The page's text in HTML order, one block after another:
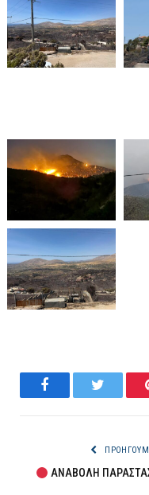
FacebookTwitter
ΑΝΑΒΟΛΗ